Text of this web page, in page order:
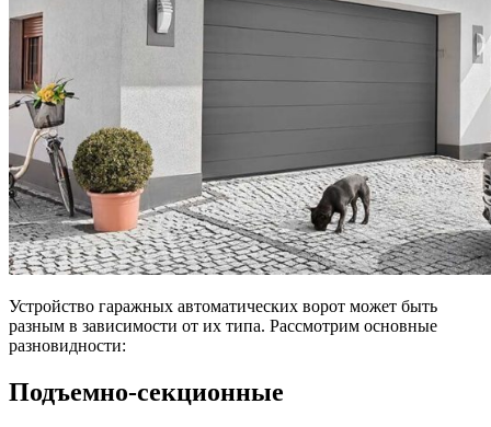
Устройство гаражных автоматических ворот может быть
разным в зависимости от их типа. Рассмотрим основные
разновидности:
Подъемно-секционные